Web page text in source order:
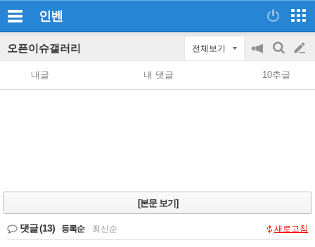
인벤
오픈이슈갤러리 전체보기
공
지
on/off
검
색
글
쓰
내글 내 댓글 10추글
[본문 보기]
댓글(13) 등록순 최신순 새로고침